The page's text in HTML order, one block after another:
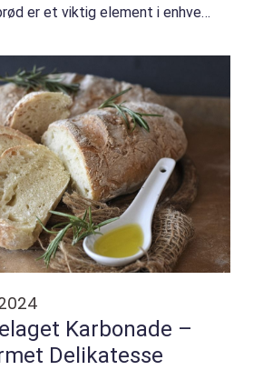
er et viktig element i enhver
for å passe perfekt til en
Karbonade –
Delikatesse